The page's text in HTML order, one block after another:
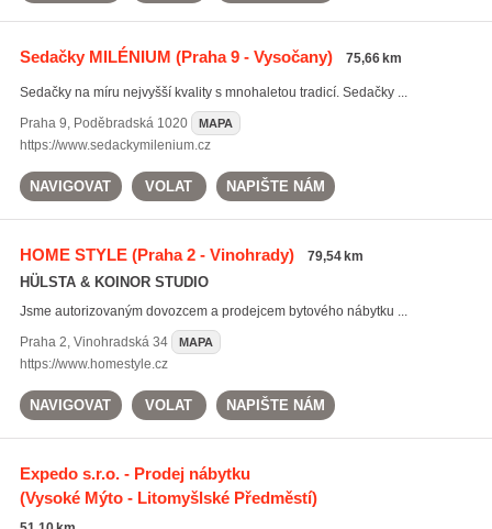
Sedačky MILÉNIUM (Praha 9 - Vysočany) 75,66 km
Sedačky na míru nejvyšší kvality s mnohaletou tradicí. Sedačky ...
Praha 9, Poděbradská 1020 MAPA
https://www.sedackymilenium.cz
NAVIGOVAT VOLAT NAPIŠTE NÁM
HOME STYLE(Praha 2 - Vinohrady) 79,54 km
HÜLSTA & KOINOR STUDIO
Jsme autorizovaným dovozcem a prodejcem bytového nábytku ...
Praha 2, Vinohradská 34 MAPA
https://www.homestyle.cz
NAVIGOVAT VOLAT NAPIŠTE NÁM
Expedo s.r.o. - Prodej nábytku
(Vysoké Mýto - Litomyšlské Předměstí)